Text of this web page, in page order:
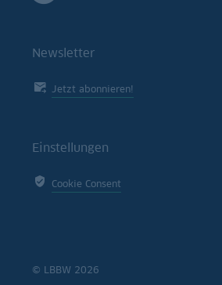
Newsletter
Jetzt abonnieren!
Einstellungen
Cookie Consent
© LBBW 2026